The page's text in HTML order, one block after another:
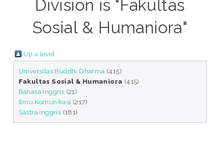
Division is "Fakultas
Sosial & Humaniora"
Up a level
Universitas Buddhi Dharma (415)
Fakultas Sosial & Humaniora (415)
Bahasa Inggris (21)
Ilmu Komunikasi (217)
Sastra Inggris (181)